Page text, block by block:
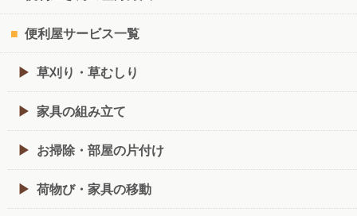
便利屋サービス一覧
草刈り・草むしり
家具の組み立て
お掃除・部屋の片付け
荷物び・家具の移動